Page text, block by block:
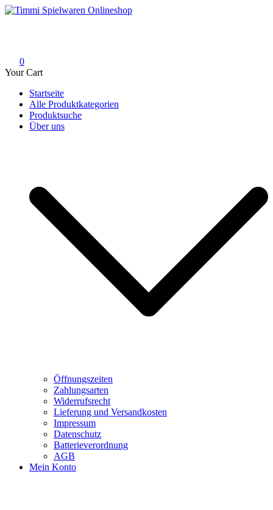
Skip
0
Your Cart
Startseite
Alle Produktkategorien
Produktsuche
Über uns
Öffnungszeiten
Zahlungsarten
Widerrufsrecht
Lieferung und Versandkosten
Impressum
Datenschutz
Batterieverordnung
AGB
Mein Konto